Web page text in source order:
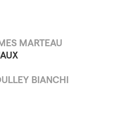
MARTEAU
BIANCHI